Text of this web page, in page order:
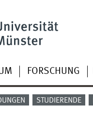
FORSCHUNG
STUDIERENDE